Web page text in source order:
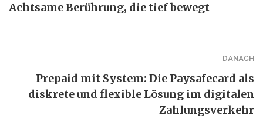
Achtsame Berührung, die tief bewegt
DANACH
Prepaid mit System: Die Paysafecard als
diskrete und flexible Lösung im digitalen
Zahlungsverkehr